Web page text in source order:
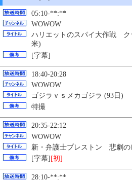
05:10-**:**
WOWOW
ハリエットのスパイ大作戦 ク
米)
[字幕]
18:40-20:28
WOWOW
ゴジラｖｓメカゴジラ (93日)
特撮
20:35-22:12
WOWOW
新・弁護士プレストン 悲劇の
[字幕] [初]
28:10-**:**